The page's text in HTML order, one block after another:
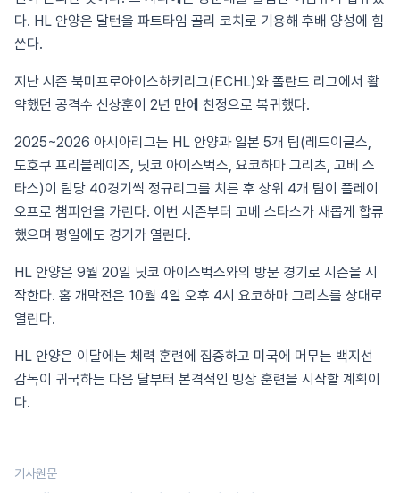
다. HL 안양은 달턴을 파트타임 골리 코치로 기용해 후배 양성에 힘
쓴다.
지난 시즌 북미프로아이스하키리그(ECHL)와 폴란드 리그에서 활
약했던 공격수 신상훈이 2년 만에 친정으로 복귀했다.
2025~2026 아시아리그는 HL 안양과 일본 5개 팀(레드이글스,
도호쿠 프리블레이즈, 닛코 아이스벅스, 요코하마 그리츠, 고베 스
타스)이 팀당 40경기씩 정규리그를 치른 후 상위 4개 팀이 플레이
오프로 챔피언을 가린다. 이번 시즌부터 고베 스타스가 새롭게 합류
했으며 평일에도 경기가 열린다.
HL 안양은 9월 20일 닛코 아이스벅스와의 방문 경기로 시즌을 시
작한다. 홈 개막전은 10월 4일 오후 4시 요코하마 그리츠를 상대로
열린다.
HL 안양은 이달에는 체력 훈련에 집중하고 미국에 머무는 백지선
감독이 귀국하는 다음 달부터 본격적인 빙상 훈련을 시작할 계획이
다.
기사원문